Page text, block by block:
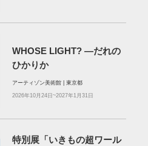
WHOSE LIGHT? —だれの
ひかりか
アーティゾン美術館 | 東京都
2026年10月24日~2027年1月31日
特別展「いきもの超ワール